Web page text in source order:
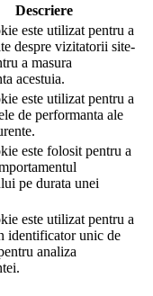
Descriere
este utilizat pentru a
despre vizitatorii site-
a masura
acestuia.
este utilizat pentru a
de performanta ale
este folosit pentru a
pe durata unei
este utilizat pentru a
identificator unic de
analiza